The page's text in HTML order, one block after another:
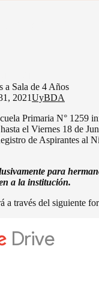
a Sala de 4 Años
2021UyBDA
Primaria N° 1259
el Viernes 18 de
de Aspirantes al
para
a la institución.
a través del siguiente